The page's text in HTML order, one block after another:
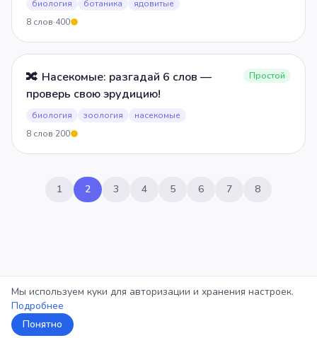
биология ботаника
ядовитые
8 слов·400
🔀 Насекомые: разгадай 6 слов —
проверь свою эрудицию!
Простой
биология зоология
насекомые
8 слов·200
1 2 3 4 5 6 7 8
Мы используем куки для авторизации и хранения настроек.
Подробнее
Понятно